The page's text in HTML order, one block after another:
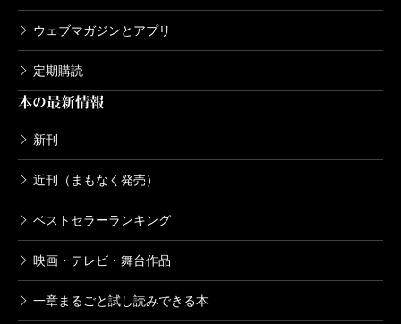
ウェブマガジンとアプリ
定期購読
本の最新情報
新刊
近刊（まもなく発売）
ベストセラーランキング
映画・テレビ・舞台作品
一章まるごと試し読みできる本